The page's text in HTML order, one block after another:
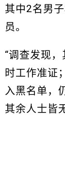
其中2名男
员。
“调查发现
时工作准证
入黑名单，
其余人士皆